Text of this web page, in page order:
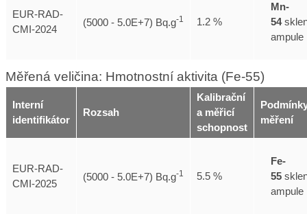
EUR-RAD-
CMI-2024
(5000 - 5.0E+7) Bq.g-1 1.2 %
Mn-
54
ampule
Měřená veličina: Hmotnostní aktivita (Fe-55)
Interní
identifikátor
Rozsah
Kalibrační
a měřicí
schopnost
měření
EUR-RAD-
CMI-2025
(5000 - 5.0E+7) Bq.g-1 5.5 %
Fe-
55
ampule